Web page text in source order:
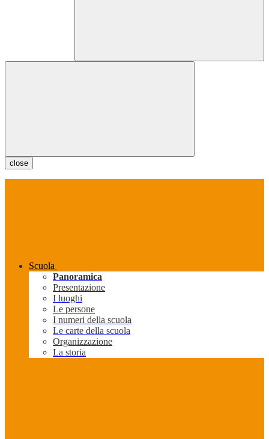
close
Scuola
Panoramica
Presentazione
I luoghi
Le persone
I numeri della scuola
Le carte della scuola
Organizzazione
La storia